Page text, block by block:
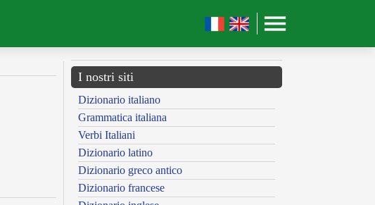
I nostri siti
Dizionario italiano
Grammatica italiana
Verbi Italiani
Dizionario latino
Dizionario greco antico
Dizionario francese